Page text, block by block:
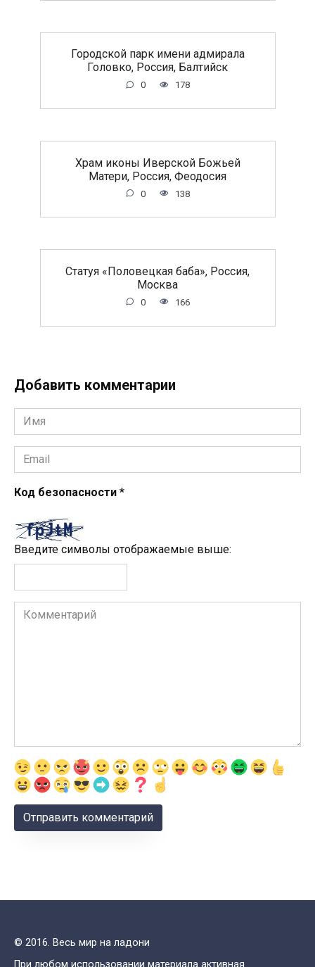
Городской парк имени адмирала
Головко, Россия, Балтийск
0 178
Храм иконы Иверской Божьей
Матери, Россия, Феодосия
0 138
Статуя «Половецкая баба», Россия,
Москва
0 166
Добавить комментарии
Имя
*
Email
*
Код безопасности *
Введите символы отображаемые выше:
Комментарий
© 2016. Весь мир на ладони
При любом использовании материала активная